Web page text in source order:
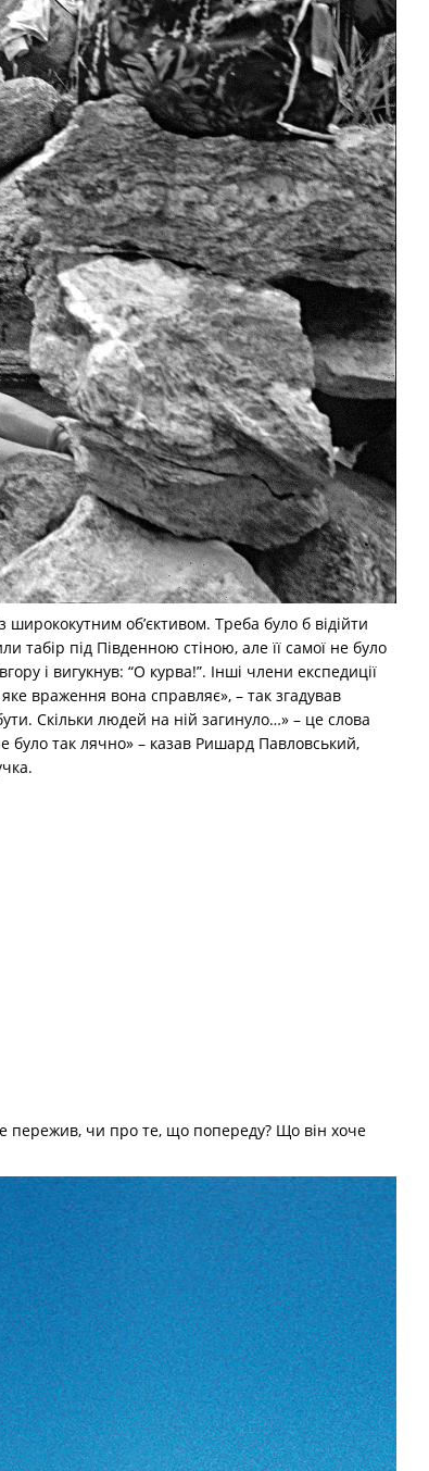
об’єктивом. Треба було б відійти
табір під Південною стіною, але її самої не було
і вигукнув: “О курва!”. Інші члени експедиції
враження вона справляє», – так згадував
Скільки людей на ній загинуло…» – це слова
було так лячно» – казав Ришард Павловський,
чи про те, що попереду? Що він хоче